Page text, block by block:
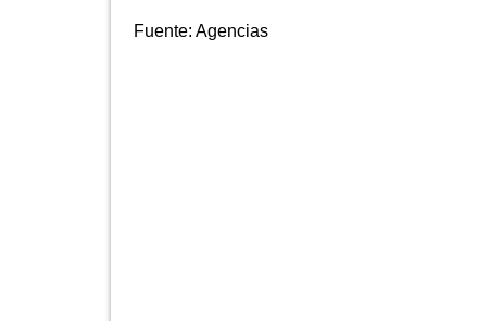
Fuente: Agencias